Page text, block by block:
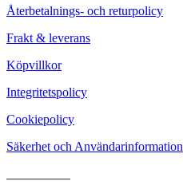
Återbetalnings- och returpolicy
Frakt & leverans
Köpvillkor
Integritetspolicy
Cookiepolicy
Säkerhet och Användarinformation